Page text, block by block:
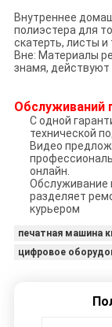
Внутреннее
полиэстера для
скатерть, листы и
Вне: Материалы
знамя, действуют
Обслуживаний
С одной
технической
Видео
онлайн.
Обслуживание
разделяет
курьером
печатная машина
цифровое